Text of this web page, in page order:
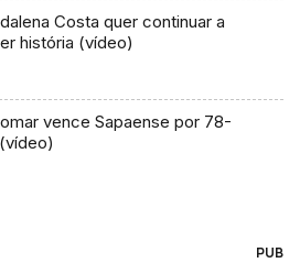
Costa quer continuar a
história (vídeo)
vence Sapaense por 78-
PUB